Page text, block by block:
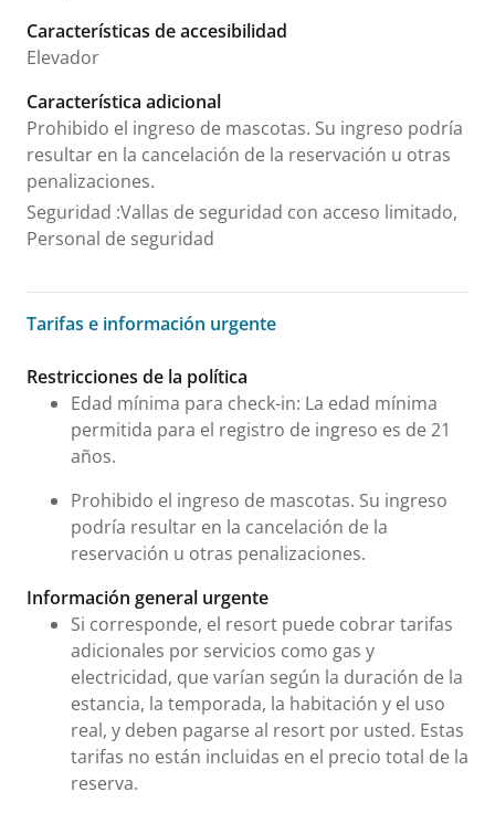
Características de accesibilidad
Elevador
Característica adicional
Prohibido el ingreso de mascotas. Su ingreso podría
resultar en la cancelación de la reservación u otras
penalizaciones.
Seguridad :Vallas de seguridad con acceso limitado,
Personal de seguridad
Tarifas e información urgente
Tarifas e información urgente
Restricciones de la política
Edad mínima para check-in: La edad mínima
permitida para el registro de ingreso es de 21
años.
Prohibido el ingreso de mascotas. Su ingreso
podría resultar en la cancelación de la
reservación u otras penalizaciones.
Información general urgente
Si corresponde, el resort puede cobrar tarifas
adicionales por servicios como gas y
electricidad, que varían según la duración de la
estancia, la temporada, la habitación y el uso
real, y deben pagarse al resort por usted. Estas
tarifas no están incluidas en el precio total de la
reserva.